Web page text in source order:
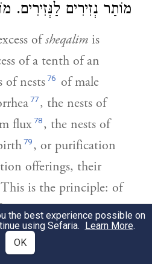
מוֹתַר נְזִירִים לַנְּזִירִים.
ofsheqalim is
of a tenth of an
of nests76 of male
77, the nests of
flux78, the nests of
79, or purification
offerings, their
is the principle: of
a sin or as reparation
sacrifices is for
the best experience possible on
using Sefaria. Learn More.
OK